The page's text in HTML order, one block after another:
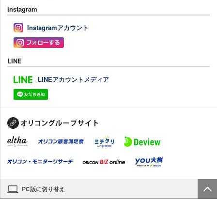
Instagram
Instagramアカウント
LINE
LINEアカウントメディア
PC版に切り替え